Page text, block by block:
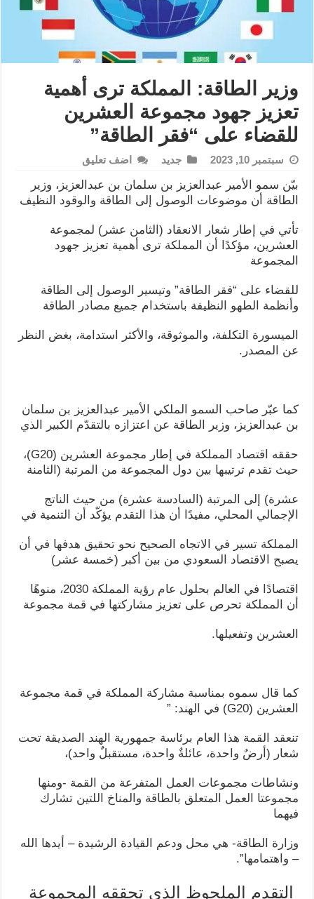
وزير الطاقة: المملكة ترى أهمية
تعزيز جهود مجموعة العشرين
للقضاء على “فقر الطاقة”
سبتمبر 10, 2023 جديد اضف تعليق
بيّن سمو الأمير عبدالعزيز بن سلمان بن عبدالعزيز، وزير
الطاقة أن موضوعات الوصول إلى الطاقة والوقود النظيف
تأتي في إطار شعار الانعقاد (الثامن عشر) لمجموعة
العشرين، مؤكدًا أن المملكة ترى أهمية تعزيز جهود
المجموعة
للقضاء على “فقر الطاقة” وتيسير الوصول إلى الطاقة
وأنظمة الطهو النظيفة باستخدام جميع مصادر الطاقة
الميسورة التكلفة، والموثوقة، والأكثر استدامة، بغض النظر
عن المصدر.
كما عبّر صاحب السمو الملكي الأمير عبدالعزيز بن سلمان
بن عبدالعزيز، وزير الطاقة عن اعتزازه بالتقدّم الكبير الذي
حققه اقتصاد المملكة في إطار مجموعة العشرين (G20)،
حيث تقدم ترتيبها بين دول المجموعة من المرتبة (الثامنة
عشرة) إلى المرتبة (السادسة عشرة) من حيث الناتج
الإجمالي المحلي، مفيدًا أن هذا التقدم يؤكّد أن التنمية في
المملكة تسير في الاتجاه الصحيح نحو تحقيق هدفها في أن
يصبح الاقتصاد السعودي من بين أكبر (خمسة عشر)
اقتصادًا في العالم بحلول عام رؤية المملكة 2030، منوهًا
أن المملكة تحرص على تعزيز مشاركتها في قمة مجموعة
العشرين وتفعيلها.
كما قال سموه بمناسبة مشاركة المملكة في قمة مجموعة
العشرين (G20) في الهند: ”
تنعقد القمة هذا العام برئاسة جمهورية الهند الصديقة تحت
شعار (أرضٌ واحدة، عائلةٌ واحدة، مستقبلٌ واحد)،
ونشاطات مجموعات العمل المتفرعة من القمة -ومنها
مجموعتا العمل المتعلق بالطاقة والمناخ اللتين تشارك
فيهما
وزارة الطاقة- هي محل ودعم القيادة الرشيدة – أيدها الله
– واهتمامها”.
التقدم الملحوظ الذي تحققه المجموعة